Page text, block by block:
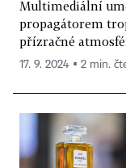
Multimediální
propagátorem
přízračné
17. 9. 2024 ▪ 2 min.